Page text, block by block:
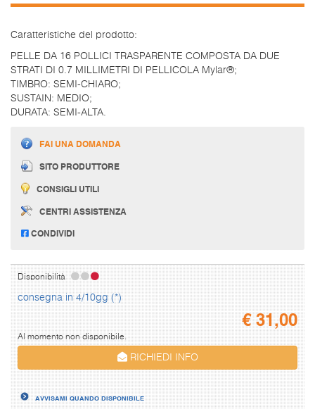
Caratteristiche del prodotto:
PELLE DA 16 POLLICI TRASPARENTE COMPOSTA DA DUE
STRATI DI 0.7 MILLIMETRI DI PELLICOLA Mylar®;
TIMBRO: SEMI-CHIARO;
SUSTAIN: MEDIO;
DURATA: SEMI-ALTA.
FAI UNA DOMANDA
SITO PRODUTTORE
CONSIGLI UTILI
CENTRI ASSISTENZA
CONDIVIDI
Disponibilità
consegna in 4/10gg (*)
€31,00
Al momento non disponibile.
RICHIEDI INFO
AVVISAMI QUANDO DISPONIBILE